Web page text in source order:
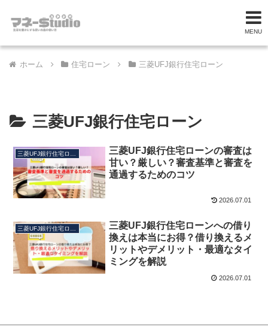
MENU
ホーム 住宅ローン 三菱UFJ銀行住宅ローン
三菱UFJ銀行住宅ローン
三菱UFJ銀行住宅ローン
三菱UFJ銀行住宅ローンの審査は
甘い？厳しい？審査基準と審査を
通過するためのコツ
2026.07.01
三菱UFJ銀行住宅ローン
三菱UFJ銀行住宅ローンへの借り
換えは本当にお得？借り換えるメ
リットやデメリット・最適なタイ
ミングを解説
2026.07.01